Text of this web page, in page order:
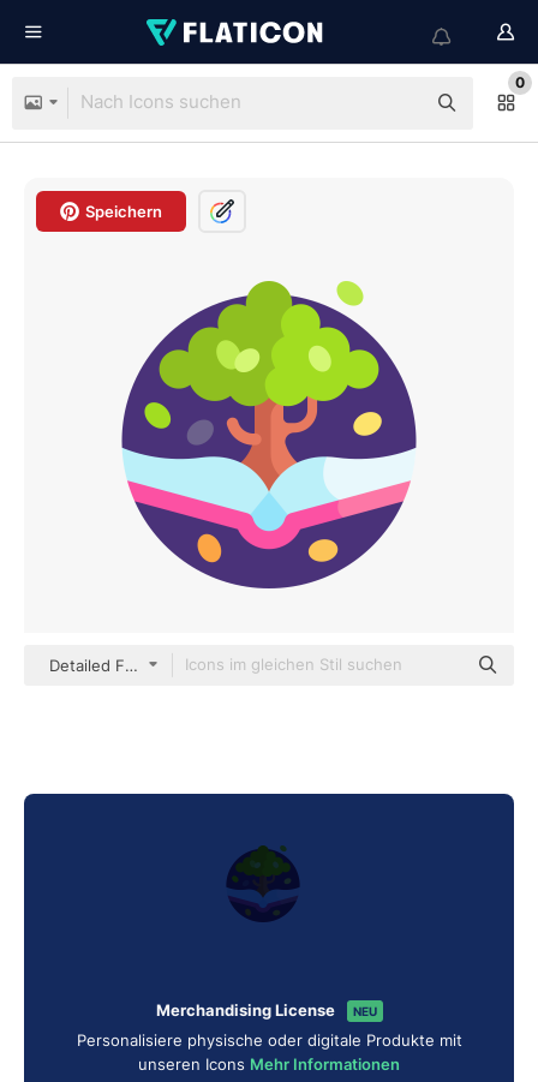
0
Speichern
Detailed Flat Circular Flat
Merchandising License NEU
Personalisiere physische oder digitale Produkte mit
unseren Icons Mehr Informationen